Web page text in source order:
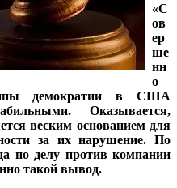
«С
ов
ер
ше
нн
о
демократии в США
Оказывается,
веским основанием для
за их нарушение. По
по делу против компании
такой вывод.